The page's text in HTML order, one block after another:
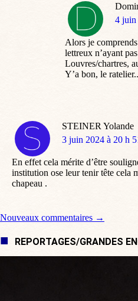
dit
4 juin
Alors je
lettreux n’ayant
Louvres/chartres,
Y’a bon, le ratelier..
STEINER Yolande
dit
3 juin 2024 à 20 h
En effet cela mérite d’être
institution ose leur tenir tête cela
chapeau .
Navigation de
Nouveaux commentaires →
REPORTAGES/GRANDES